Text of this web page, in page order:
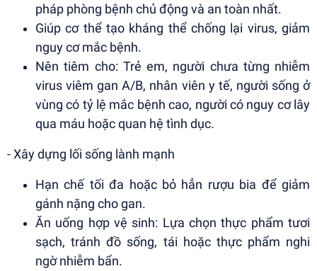
pháp phòng bệnh chủ động và an toàn nhất.
Giúp cơ thể tạo kháng thể chống lại virus, giảm
nguy cơ mắc bệnh.
Nên tiêm cho: Trẻ em, người chưa từng nhiễm
virus viêm gan A/B, nhân viên y tế, người sống ở
vùng có tỷ lệ mắc bệnh cao, người có nguy cơ lây
qua máu hoặc quan hệ tình dục.
- Xây dựng lối sống lành mạnh
Hạn chế tối đa hoặc bỏ hẳn rượu bia để giảm
gánh nặng cho gan.
Ăn uống hợp vệ sinh: Lựa chọn thực phẩm tươi
sạch, tránh đồ sống, tái hoặc thực phẩm nghi
ngờ nhiễm bẩn.